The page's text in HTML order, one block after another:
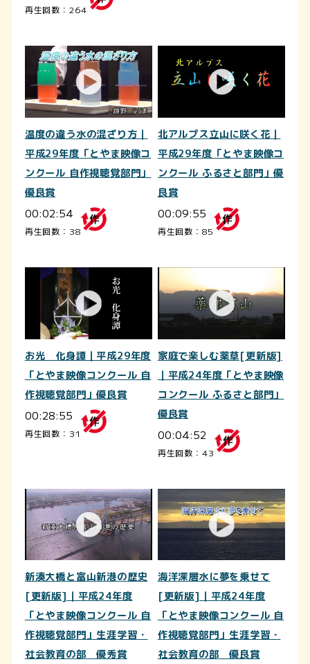
再生回数：264
温度の違う水の混ざり方｜
平成29年度「とやま映像コ
ンクール 自作視聴覚部門」
優良賞
00:02:54
再生回数：38
北アルプス立山に咲く花｜
平成29年度「とやま映像コ
ンクール ふるさと部門」優
良賞
00:09:55
再生回数：85
お光 化身譚｜平成29年度
「とやま映像コンクール 自
作視聴覚部門」優良賞
00:28:55
再生回数：31
家庭で楽しむ薬草[更新版]
｜平成24年度「とやま映像
コンクール ふるさと部門」
優良賞
00:04:52
再生回数：43
新湊大橋と富山新港の歴史
[更新版]｜平成24年度
「とやま映像コンクール 自
作視聴覚部門」生涯学習・
社会教育の部 優秀賞
海洋深層水に夢を乗せて
[更新版]｜平成24年度
「とやま映像コンクール 自
作視聴覚部門」生涯学習・
社会教育の部 優良賞